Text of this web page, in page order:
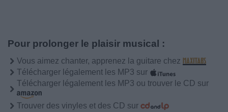
Pour prolonger le plaisir musical :
Vous aimez chanter, apprenez la guitare chez
Télécharger légalement les MP3 sur
Télécharger légalement les MP3 ou trouver le CD sur
Trouver des vinyles et des CD sur